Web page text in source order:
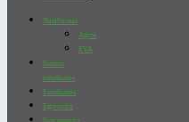
Plataformas
Agros
EVA
Futuros
estudiantes
Estudiantes
Egresados